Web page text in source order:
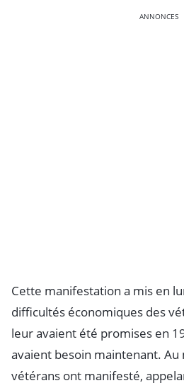
ANNONCES
Cette manifestation a mis en
difficultés économiques des
leur avaient été promises en
avaient besoin maintenant. Au
vétérans ont manifesté,